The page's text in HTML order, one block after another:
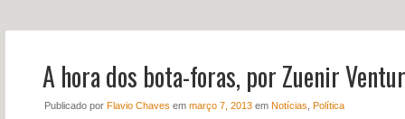
NOTÍCIAS PERFIL
CONTATO
A hora dos bota-foras, por Zuenir
Publicado por Flavio Chaves em março 7, 2013em Notícias Política